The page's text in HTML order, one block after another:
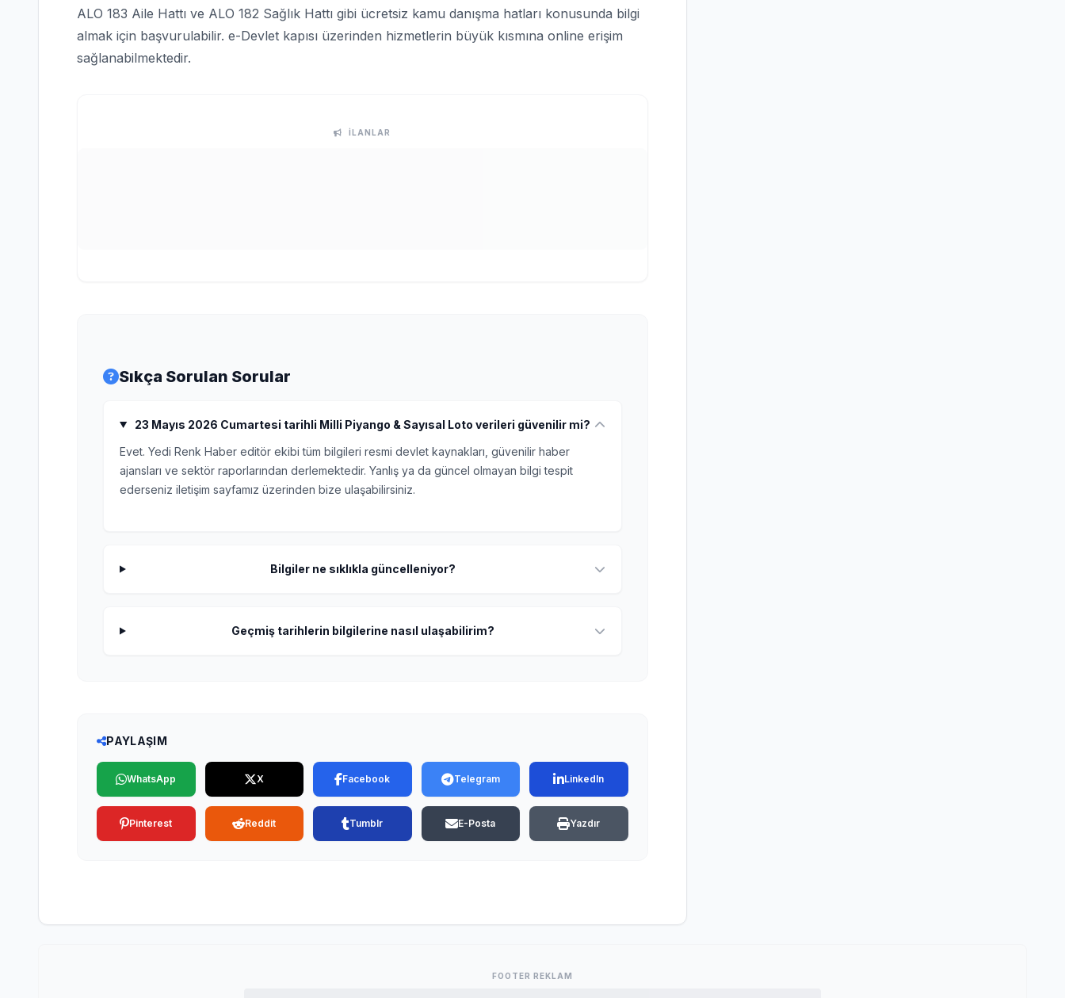
ALO 183 Aile Hattı ve ALO 182 Sağlık Hattı gibi ücretsiz kamu danışma hatları konusunda bilgi
almak için başvurulabilir. e-Devlet kapısı üzerinden hizmetlerin büyük kısmına online erişim
sağlanabilmektedir.
İLANLAR
Sıkça Sorulan Sorular
23 Mayıs 2026 Cumartesi tarihli Milli Piyango & Sayısal Loto verileri güvenilir mi?
Evet. Yedi Renk Haber editör ekibi tüm bilgileri resmi devlet kaynakları, güvenilir haber
ajansları ve sektör raporlarından derlemektedir. Yanlış ya da güncel olmayan bilgi tespit
ederseniz iletişim sayfamız üzerinden bize ulaşabilirsiniz.
Bilgiler ne sıklıkla güncelleniyor?
Geçmiş tarihlerin bilgilerine nasıl ulaşabilirim?
PAYLAŞIM
WhatsApp X Facebook Telegram LinkedIn
Pinterest Reddit Tumblr E-Posta Yazdır
FOOTER REKLAM